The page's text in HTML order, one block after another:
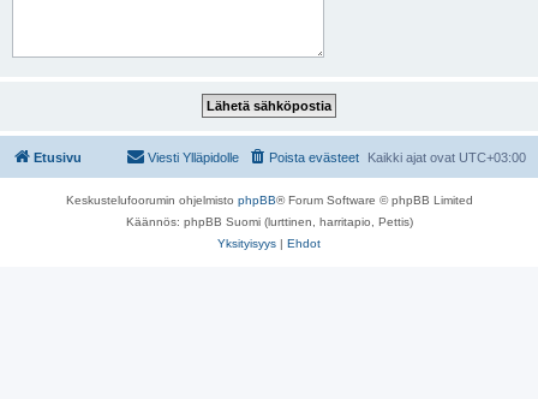
Etusivu Kaikki ajat ovat UTC+03:00
Poista evästeet
Viesti Ylläpidolle
Keskustelufoorumin ohjelmisto phpBB® Forum Software © phpBB Limited
Käännös: phpBB Suomi (lurttinen, harritapio, Pettis)
Yksityisyys | Ehdot